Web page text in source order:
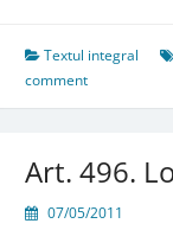
Textul integral
comment
Art. 496.
07/05/2011